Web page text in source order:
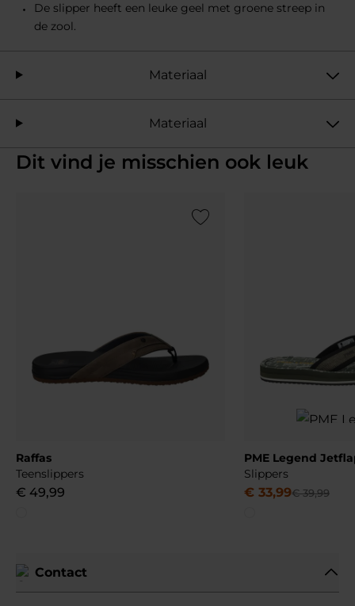
De slipper heeft een leuke geel met groene streep in
de zool.
Materiaal
Materiaal
Dit vind je misschien ook leuk
Add to Wishlist
Raffas
Teenslippers
€ 49,99
PME Legend
Slippers
€ 33,99€ 39,99
Contact